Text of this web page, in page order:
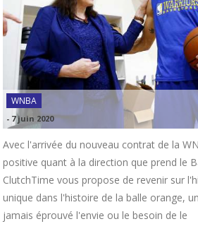
WNBA
- 7 juin 2020
Avec l'arrivée du nouveau contrat de la
positive quant à la direction que prend le
ClutchTime vous propose de revenir sur
unique dans l'histoire de la balle orange,
jamais éprouvé l'envie ou le besoin de le